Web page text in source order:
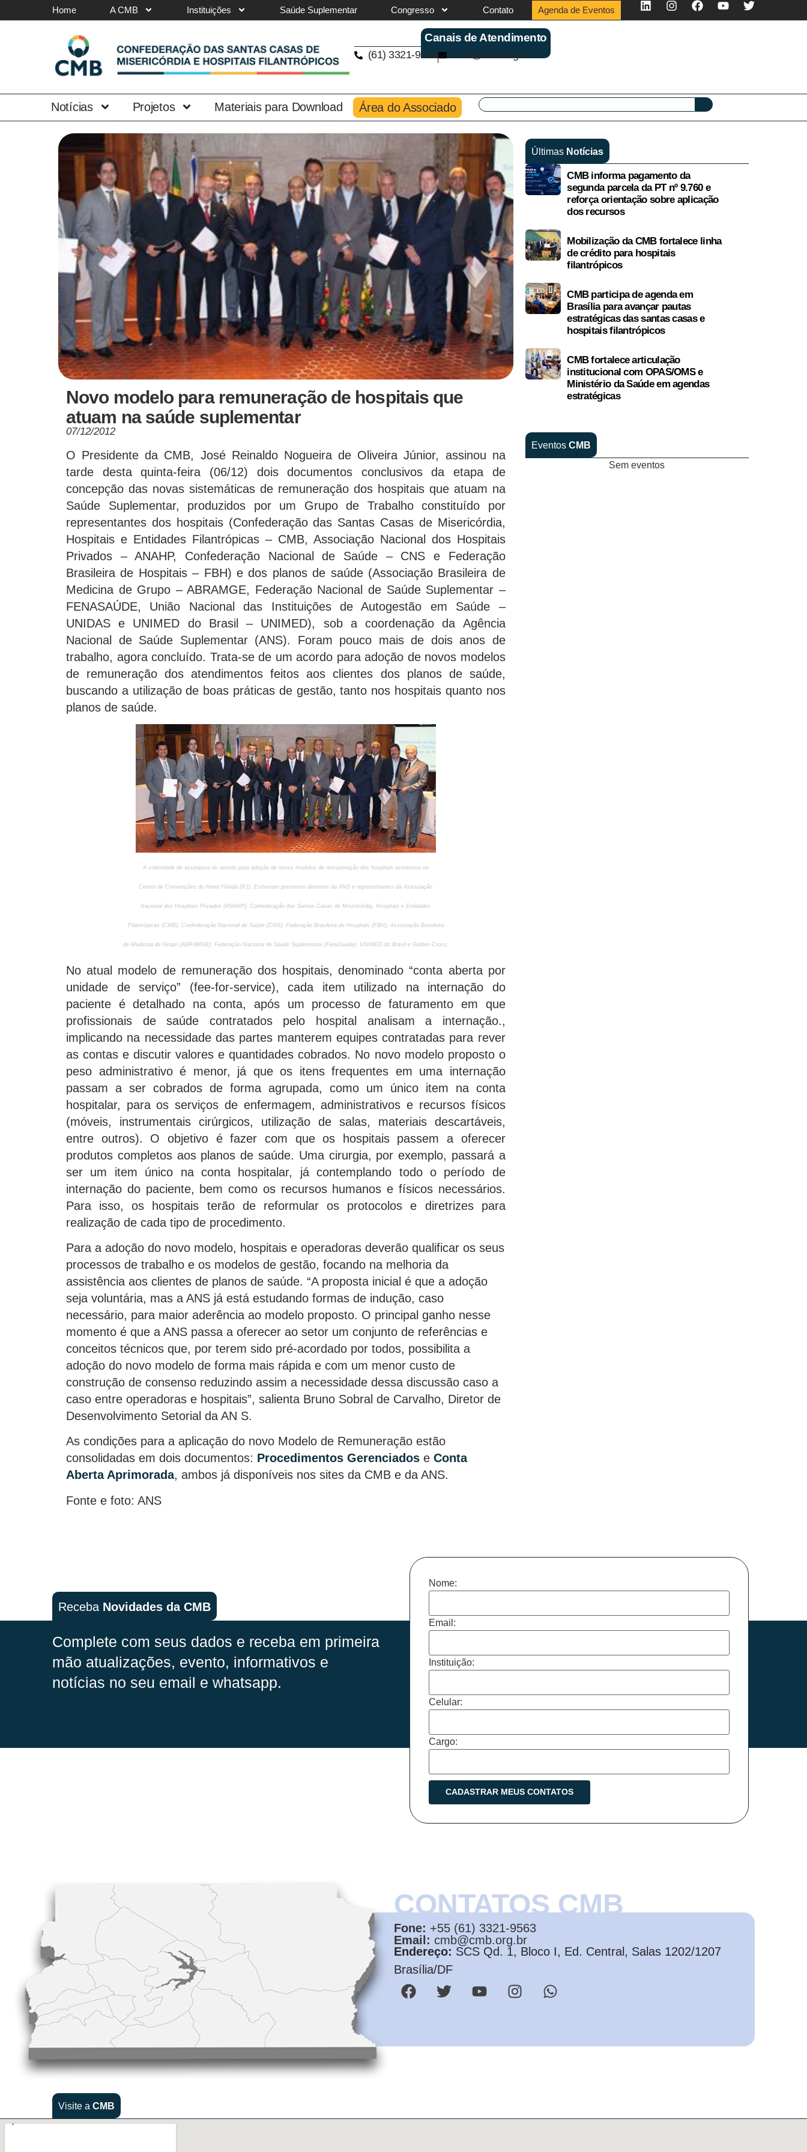
Home A CMB Instituições Saúde Suplementar Congresso Contato Agenda de Eventos
Canais de Atendimento
(61) 3321-9563 cmb@cmb.org.br
Notícias Projetos Materiais para Download Área do Associado
Novo modelo para remuneração de hospitais que
atuam na saúde suplementar
07/12/2012
O Presidente da CMB, José Reinaldo Nogueira de Oliveira Júnior, assinou na
tarde desta quinta-feira (06/12) dois documentos conclusivos da etapa de
concepção das novas sistemáticas de remuneração dos hospitais que atuam na
Saúde Suplementar, produzidos por um Grupo de Trabalho constituído por
representantes dos hospitais (Confederação das Santas Casas de Misericórdia,
Hospitais e Entidades Filantrópicas – CMB, Associação Nacional dos Hospitais
Privados – ANAHP, Confederação Nacional de Saúde – CNS e Federação
Brasileira de Hospitais – FBH) e dos planos de saúde (Associação Brasileira de
Medicina de Grupo – ABRAMGE, Federação Nacional de Saúde Suplementar –
FENASAÚDE, União Nacional das Instituições de Autogestão em Saúde –
UNIDAS e UNIMED do Brasil – UNIMED), sob a coordenação da Agência
Nacional de Saúde Suplementar (ANS). Foram pouco mais de dois anos de
trabalho, agora concluído. Trata-se de um acordo para adoção de novos modelos
de remuneração dos atendimentos feitos aos clientes dos planos de saúde,
buscando a utilização de boas práticas de gestão, tanto nos hospitais quanto nos
planos de saúde.
A solenidade de assinatura do acordo para adoção de novos modelos de remuneração dos hospitais aconteceu no
Centro de Convenções do Hotel Flórida (RJ). Estiveram presentes diretores da ANS e representantes da Associação
Nacional dos Hospitais Privados (ANAHP); Confederação das Santas Casas de Misericórdia, Hospitais e Entidades
Filantrópicas (CMB); Confederação Nacional de Saúde (CNS); Federação Brasileira de Hospitais (FBH); Associação Brasileira
de Medicina de Grupo (ABRAMGE); Federação Nacional de Saúde Suplementar (FenaSaúde); UNIMED do Brasil e Golden Cross.
No atual modelo de remuneração dos hospitais, denominado “conta aberta por
unidade de serviço” (fee-for-service), cada item utilizado na internação do
paciente é detalhado na conta, após um processo de faturamento em que
profissionais de saúde contratados pelo hospital analisam a internação.,
implicando na necessidade das partes manterem equipes contratadas para rever
as contas e discutir valores e quantidades cobrados. No novo modelo proposto o
peso administrativo é menor, já que os itens frequentes em uma internação
passam a ser cobrados de forma agrupada, como um único item na conta
hospitalar, para os serviços de enfermagem, administrativos e recursos físicos
(móveis, instrumentais cirúrgicos, utilização de salas, materiais descartáveis,
entre outros). O objetivo é fazer com que os hospitais passem a oferecer
produtos completos aos planos de saúde. Uma cirurgia, por exemplo, passará a
ser um item único na conta hospitalar, já contemplando todo o período de
internação do paciente, bem como os recursos humanos e físicos necessários.
Para isso, os hospitais terão de reformular os protocolos e diretrizes para
realização de cada tipo de procedimento.
Para a adoção do novo modelo, hospitais e operadoras deverão qualificar os seus
processos de trabalho e os modelos de gestão, focando na melhoria da
assistência aos clientes de planos de saúde. “A proposta inicial é que a adoção
seja voluntária, mas a ANS já está estudando formas de indução, caso
necessário, para maior aderência ao modelo proposto. O principal ganho nesse
momento é que a ANS passa a oferecer ao setor um conjunto de referências e
conceitos técnicos que, por terem sido pré-acordado por todos, possibilita a
adoção do novo modelo de forma mais rápida e com um menor custo de
construção de consenso reduzindo assim a necessidade dessa discussão caso a
caso entre operadoras e hospitais”, salienta Bruno Sobral de Carvalho, Diretor de
Desenvolvimento Setorial da AN S.
As condições para a aplicação do novo Modelo de Remuneração estão
consolidadas em dois documentos: Procedimentos Gerenciados e Conta
Aberta Aprimorada, ambos já disponíveis nos sites da CMB e da ANS.
Fonte e foto: ANS
Últimas Notícias
CMB informa pagamento da
segunda parcela da PT nº 9.760 e
reforça orientação sobre aplicação
dos recursos
Mobilização da CMB fortalece linha
de crédito para hospitais
filantrópicos
CMB participa de agenda em
Brasília para avançar pautas
estratégicas das santas casas e
hospitais filantrópicos
CMB fortalece articulação
institucional com OPAS/OMS e
Ministério da Saúde em agendas
estratégicas
Eventos CMB
Sem eventos
Receba Novidades da CMB
Complete com seus dados e receba em primeira
mão atualizações, evento, informativos e
notícias no seu email e whatsapp.
Nome:
Email:
Instituição:
Celular:
Cargo:
CONTATOS CMB
Fone: +55 (61) 3321-9563
Email: cmb@cmb.org.br
Endereço: SCS Qd. 1, Bloco I, Ed. Central, Salas 1202/1207
Brasília/DF
Visite a CMB